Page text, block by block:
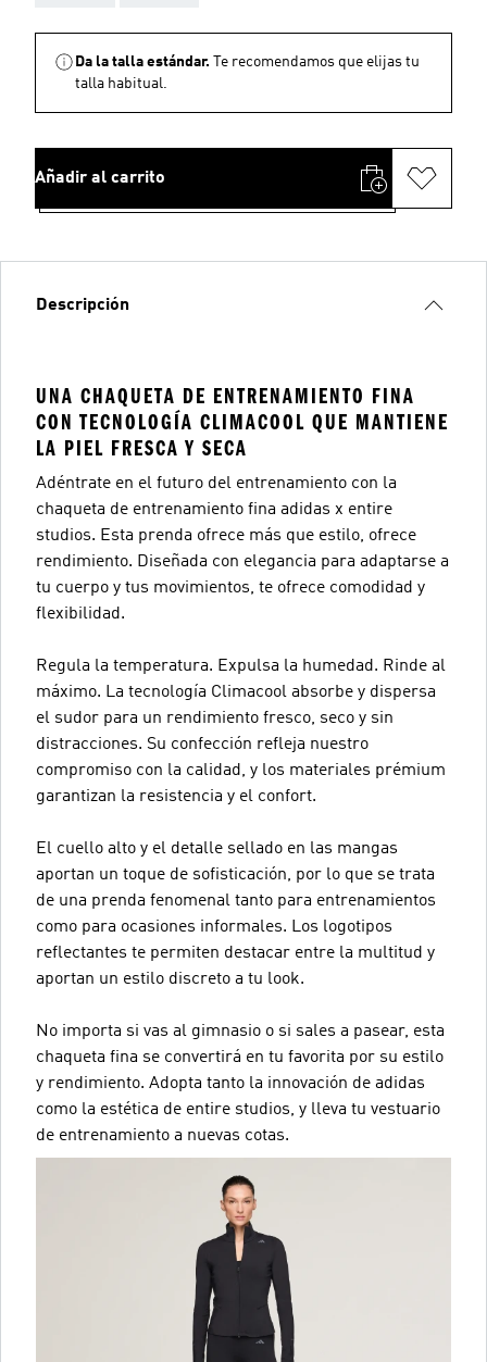
Da la talla estándar.
Te recomendamos que elijas tu
talla habitual.
Añadir al carrito
Descripción
UNA CHAQUETA DE ENTRENAMIENTO FINA
CON TECNOLOGÍA CLIMACOOL QUE MANTIENE
LA PIEL FRESCA Y SECA
Adéntrate en el futuro del entrenamiento con la
chaqueta de entrenamiento fina adidas x entire
studios. Esta prenda ofrece más que estilo, ofrece
rendimiento. Diseñada con elegancia para adaptarse a
tu cuerpo y tus movimientos, te ofrece comodidad y
flexibilidad.
Regula la temperatura. Expulsa la humedad. Rinde al
máximo. La tecnología Climacool absorbe y dispersa
el sudor para un rendimiento fresco, seco y sin
distracciones. Su confección refleja nuestro
compromiso con la calidad, y los materiales prémium
garantizan la resistencia y el confort.
El cuello alto y el detalle sellado en las mangas
aportan un toque de sofisticación, por lo que se trata
de una prenda fenomenal tanto para entrenamientos
como para ocasiones informales. Los logotipos
reflectantes te permiten destacar entre la multitud y
aportan un estilo discreto a tu look.
No importa si vas al gimnasio o si sales a pasear, esta
chaqueta fina se convertirá en tu favorita por su estilo
y rendimiento. Adopta tanto la innovación de adidas
como la estética de entire studios, y lleva tu vestuario
de entrenamiento a nuevas cotas.